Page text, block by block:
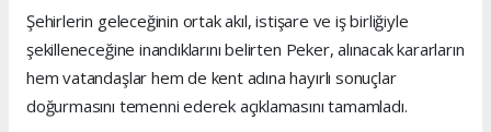
Şehirlerin geleceğinin ortak akıl, istişare ve iş birliğiyle
şekilleneceğine inandıklarını belirten Peker, alınacak kararların
hem vatandaşlar hem de kent adına hayırlı sonuçlar
doğurmasını temenni ederek açıklamasını tamamladı.